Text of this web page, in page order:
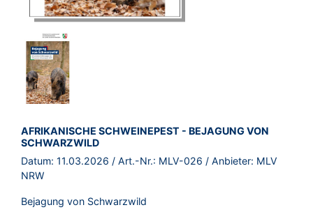
BROSCHÜRE:
AFRIKANISCHE SCHWEINEPEST - BEJAGUNG VON
SCHWARZWILD
Datum: 11.03.2026 / Art.-Nr.: MLV-026 / Anbieter: MLV
NRW
Bejagung von Schwarzwild